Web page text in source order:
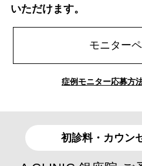
いただけます。
モニター
症例モニター応募方
初診料・カウン